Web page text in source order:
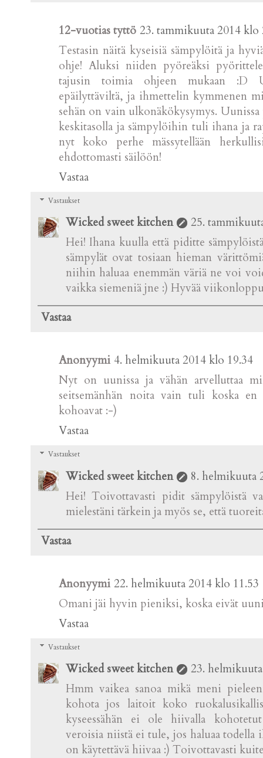
12-vuotias tyttö 23. tammikuuta 2014 klo
Testasin näitä kyseisiä sämpylöitä ja
ohje! Aluksi niiden pyöreäksi
tajusin toimia ohjeen mukaan :D
epäilyttäviltä, ja ihmettelin kymmenen
sehän on vain ulkonäkökysymys.
keskitasolla ja sämpylöihin tuli ihana ja
nyt koko perhe mässytellään
ehdottomasti säilöön!
Vastaa
Vastaukset
Wicked sweet kitchen
25.
Hei! Ihana kuulla että piditte
sämpylät ovat tosiaan hieman
niihin haluaa enemmän väriä ne voi
vaikka siemeniä jne :) Hyvää
Vastaa
Anonyymi 4. helmikuuta 2014 klo 19.34
Nyt on uunissa ja vähän arvelluttaa
seitsemänhän noita vain tuli koska
kohoavat :-)
Vastaa
Vastaukset
Wicked sweet kitchen
8. helmikuuta
Hei! Toivottavasti pidit sämpylöistä
mielestäni tärkein ja myös se, että
Vastaa
Anonyymi 22. helmikuuta 2014 klo 11.53
Omani jäi hyvin pieniksi, koska eivät
Vastaa
Vastaukset
Wicked sweet kitchen
23.
Hmm vaikea sanoa mikä meni
kohota jos laitoit koko
kyseessähän ei ole hiivalla
veroisia niistä ei tule, jos haluaa
on käytettävä hiivaa :) Toivottavasti